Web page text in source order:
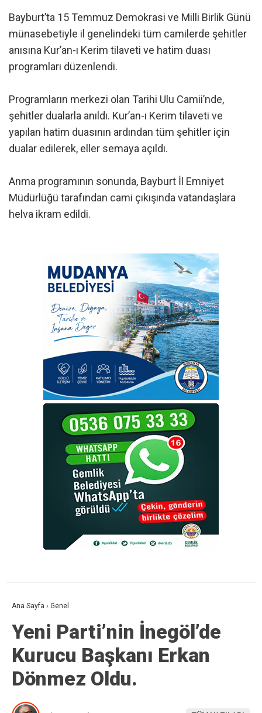
Bayburt’ta 15 Temmuz Demokrasi ve Milli Birlik Günü
münasebetiyle il genelindeki tüm camilerde şehitler
anısına Kur’an-ı Kerim tilaveti ve hatim duası
programları düzenlendi.
Programların merkezi olan Tarihi Ulu Camii’nde,
şehitler dualarla anıldı. Kur’an-ı Kerim tilaveti ve
yapılan hatim duasının ardından tüm şehitler için
dualar edilerek, eller semaya açıldı.
Anma programının sonunda, Bayburt İl Emniyet
Müdürlüğü tarafından cami çıkışında vatandaşlara
helva ikram edildi.
Ana Sayfa › Genel
Yeni Parti’nin İnegöl’de
Kurucu Başkanı Erkan
Dönmez Oldu.